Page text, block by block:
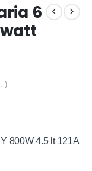
6
)
800W 4.5 lt 121A